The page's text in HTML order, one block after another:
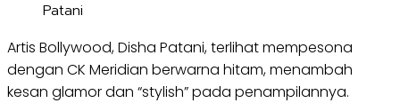
Patani
Artis Bollywood, Disha Patani, terlihat mempesona
dengan CK Meridian berwarna hitam, menambah
kesan glamor dan “stylish” pada penampilannya.